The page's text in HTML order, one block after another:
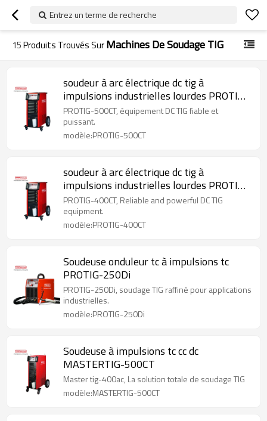
Entrez un terme de recherche
15Produits Trouvés SurMachines De Soudage TIG
soudeur à arc électrique dc tig à
impulsions industrielles lourdes PROTIG-
500CT
PROTIG-500CT, équipement DC TIG fiable et
puissant.
modèle:PROTIG-500CT
soudeur à arc électrique dc tig à
impulsions industrielles lourdes PROTIG-
400CT
PROTIG-400CT, Reliable and powerful DC TIG
equipment.
modèle:PROTIG-400CT
Soudeuse onduleur tc à impulsions tc
PROTIG-250Di
PROTIG-250Di, soudage TIG raffiné pour applications
industrielles.
modèle:PROTIG-250Di
Soudeuse à impulsions tc cc dc
MASTERTIG-500CT
Master tig-400ac, La solution totale de soudage TIG
modèle:MASTERTIG-500CT